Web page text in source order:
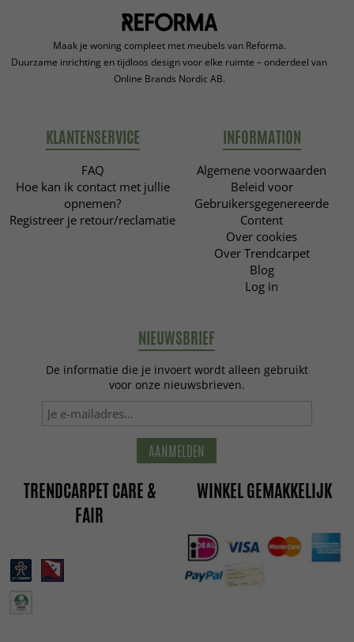
Maak je woning compleet met meubels van Reforma.
Duurzame inrichting en tijdloos design voor elke ruimte – onderdeel van
Online Brands Nordic AB.
KLANTENSERVICE
FAQ
Hoe kan ik contact met jullie
opnemen?
Registreer je retour/reclamatie
INFORMATION
Algemene voorwaarden
Beleid voor
Gebruikersgegenereerde
Content
Over cookies
Over Trendcarpet
Blog
Log in
NIEUWSBRIEF
De informatie die je invoert wordt alleen gebruikt
voor onze nieuwsbrieven.
AANMELDEN
TRENDCARPET CARE &
FAIR
WINKEL GEMAKKELIJK